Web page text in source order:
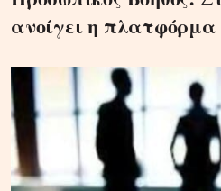
ανοίγει η πλατφόρμα